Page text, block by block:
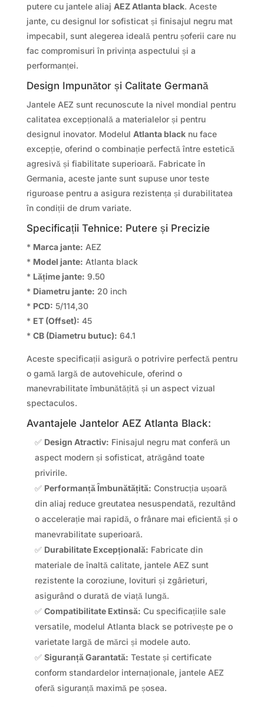
putere cu jantele aliaj AEZ Atlanta black. Aceste
jante, cu designul lor sofisticat și finisajul negru mat
impecabil, sunt alegerea ideală pentru șoferii care nu
fac compromisuri în privința aspectului și a
performanței.
Design Impunător și Calitate Germană
Jantele AEZ sunt recunoscute la nivel mondial pentru
calitatea excepțională a materialelor și pentru
designul inovator. Modelul Atlanta blacknu face
excepție, oferind o combinație perfectă între estetică
agresivă și fiabilitate superioară. Fabricate în
Germania, aceste jante sunt supuse unor teste
riguroase pentru a asigura rezistența și durabilitatea
în condiții de drum variate.
Specificații Tehnice: Putere și Precizie
* Marca jante: AEZ
* Model jante: Atlanta black
* Lățime jante: 9.50
* Diametru jante: 20 inch
* PCD: 5/114,30
* ET (Offset): 45
* CB (Diametru butuc): 64.1
Aceste specificații asigură o potrivire perfectă pentru
o gamă largă de autovehicule, oferind o
manevrabilitate îmbunătățită și un aspect vizual
spectaculos.
Avantajele Jantelor AEZ Atlanta Black:
✅ Design Atractiv: Finisajul negru mat conferă un
aspect modern și sofisticat, atrăgând toate
privirile.
✅ Performanță Îmbunătățită: Construcția ușoară
din aliaj reduce greutatea nesuspendată, rezultând
o accelerație mai rapidă, o frânare mai eficientă și o
manevrabilitate superioară.
✅ Durabilitate Excepțională: Fabricate din
materiale de înaltă calitate, jantele AEZ sunt
rezistente la coroziune, lovituri și zgârieturi,
asigurând o durată de viață lungă.
✅ Compatibilitate Extinsă: Cu specificațiile sale
versatile, modelul Atlanta black se potrivește pe o
varietate largă de mărci și modele auto.
✅ Siguranță Garantată: Testate și certificate
conform standardelor internaționale, jantele AEZ
oferă siguranță maximă pe șosea.